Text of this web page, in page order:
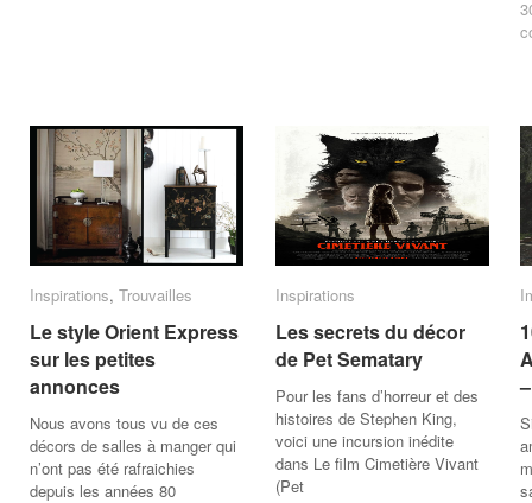
Inspirations, Trouvailles
Le style Orient Express
sur les petites
annonces
Nous avons tous vu de ces
décors de salles à manger qui
n’ont pas été rafraichies
depuis les années 80
Inspirations Trouvailles
Le style Orient Express
sur les petites
annonces
Inspirations
Les secrets du décor
de Pet Sematary
Pour les fans d’horreur et des
histoires de Stephen King,
voici une incursion inédite
dans Le film Cimetière Vivant
(Pet
Inspirations
Les secrets du décor
de Pet Sematary